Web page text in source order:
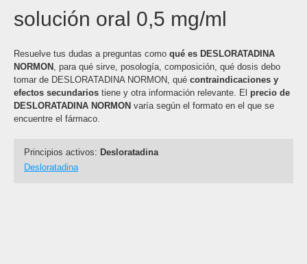
solución oral 0,5 mg/ml
Resuelve tus dudas a preguntas como qué es DESLORATADINA
NORMON , para qué sirve, posología, composición, qué dosis debo
tomar de DESLORATADINA NORMON, qué contraindicaciones y
efectos secundarios tiene y otra información relevante. El precio de
DESLORATADINA NORMON varía según el formato en el que se
encuentre el fármaco.
Principios activos: Desloratadina
Desloratadina